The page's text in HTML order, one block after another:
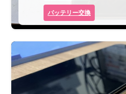
バッテリー交換